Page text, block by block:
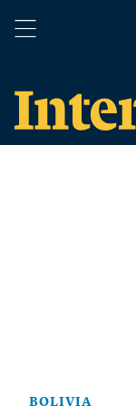
BOLIVIA